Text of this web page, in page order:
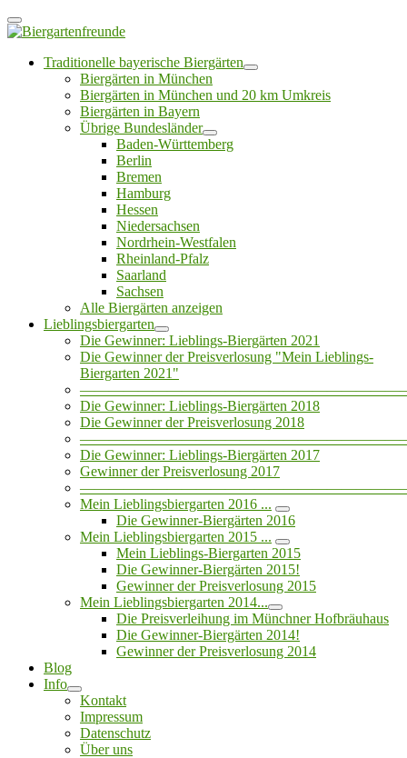
Traditionelle bayerische Biergärten
Biergärten in München
Biergärten in München und 20 km Umkreis
Biergärten in Bayern
Übrige Bundesländer
Baden-Württemberg
Berlin
Bremen
Hamburg
Hessen
Niedersachsen
Nordrhein-Westfalen
Rheinland-Pfalz
Saarland
Sachsen
Alle Biergärten anzeigen
Lieblingsbiergarten
Die Gewinner: Lieblings-Biergärten 2021
Die Gewinner der Preisverlosung "Mein Lieblings-
Biergarten 2021"
Die Gewinner: Lieblings-Biergärten 2018
Die Gewinner der Preisverlosung 2018
Die Gewinner: Lieblings-Biergärten 2017
Gewinner der Preisverlosung 2017
Mein Lieblingsbiergarten 2016 ...
Die Gewinner-Biergärten 2016
Mein Lieblingsbiergarten 2015 ...
Mein Lieblings-Biergarten 2015
Die Gewinner-Biergärten 2015!
Gewinner der Preisverlosung 2015
Mein Lieblingsbiergarten 2014...
Die Preisverleihung im Münchner Hofbräuhaus
Die Gewinner-Biergärten 2014!
Gewinner der Preisverlosung 2014
Blog
Info
Kontakt
Impressum
Datenschutz
Über uns